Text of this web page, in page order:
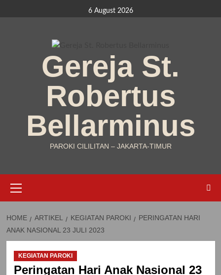
to
6 August 2026
Gereja St.
Robertus
Bellarminus
PAROKI CILILITAN – JAKARTA-TIMUR
Menu
HOME ARTIKEL KEGIATAN PAROKI
PERINGATAN HARI
ANAK NASIONAL 23 JULI 2023
KEGIATAN PAROKI
Peringatan Hari Anak Nasional 23